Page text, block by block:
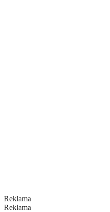
Reklama
Reklama